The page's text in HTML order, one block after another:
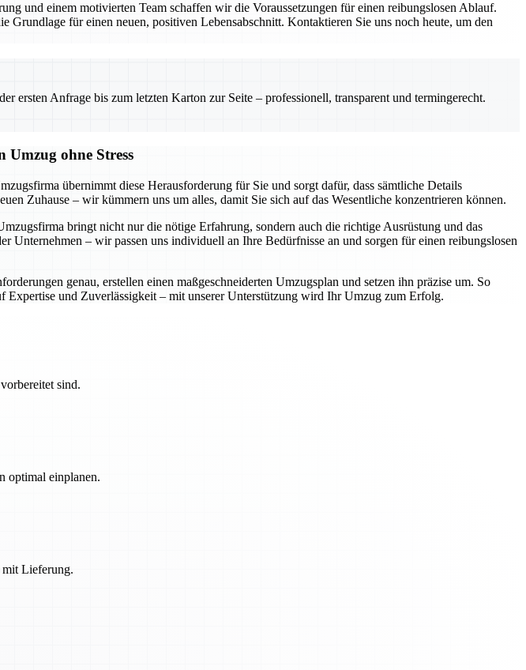
und einem motivierten Team schaffen wir die Voraussetzungen für einen reibungslosen Ablauf.
für einen neuen, positiven Lebensabschnitt. Kontaktieren Sie uns noch heute, um den
ersten Anfrage bis zum letzten Karton zur Seite – professionell, transparent und termingerecht.
Umzug ohne Stress
übernimmt diese Herausforderung für Sie und sorgt dafür, dass sämtliche Details
Zuhause – wir kümmern uns um alles, damit Sie sich auf das Wesentliche konzentrieren können.
bringt nicht nur die nötige Erfahrung, sondern auch die richtige Ausrüstung und das
– wir passen uns individuell an Ihre Bedürfnisse an und sorgen für einen reibungslosen
genau, erstellen einen maßgeschneiderten Umzugsplan und setzen ihn präzise um. So
Expertise und Zuverlässigkeit – mit unserer Unterstützung wird Ihr Umzug zum Erfolg.
sind.
optimal einplanen.
mit Lieferung.